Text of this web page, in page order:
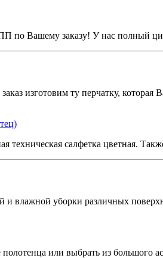
по Вашему заказу! У нас полный
изготовим ту перчатку,
техническая салфетка цветная.
и влажной уборки различных
или выбрать из большого